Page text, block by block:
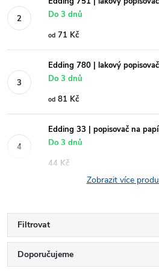
Do 3 dnů
od 71 Kč
Edding 780 | lakový popisovač
Do 3 dnů
od 81 Kč
Edding 33 | popisovač na
Do 3 dnů
44 Kč
Zobrazit více
Filtrovat
Ř
Doporučujeme